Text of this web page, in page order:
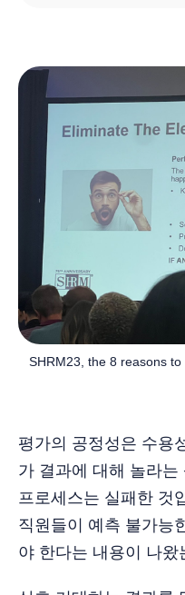
SHRM23, the 8 reasons
평가의 공정성은 수용
가 결과에 대해 놀라는
프로세스는 실패한 것
직원들이 예측 불가능
야 한다는 내용이 나왔